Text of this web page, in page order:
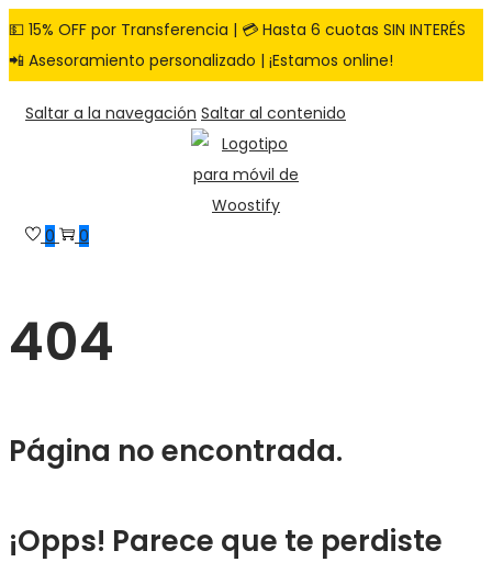
💵 15% OFF por Transferencia | 💳 Hasta 6 cuotas SIN INTERÉS
📲 Asesoramiento personalizado | ¡Estamos online!
Saltar a la navegación Saltar al contenido
0 0
404
Página no encontrada.
¡Opps! Parece que te perdiste